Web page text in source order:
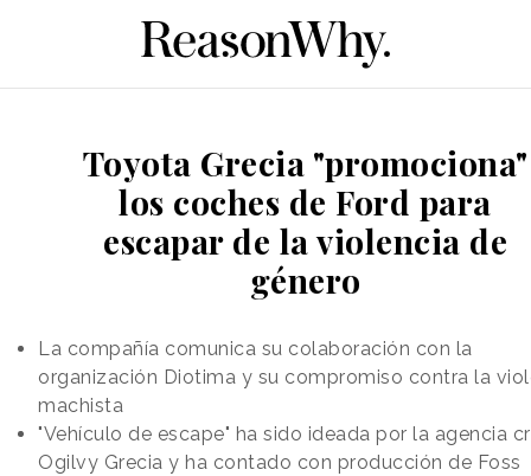
Toyota Grecia "promociona"
los coches de Ford para
escapar de la violencia de
género
La compañía comunica su colaboración con la
organización Diotima y su compromiso contra la
machista
"Vehículo de escape" ha sido ideada por la agencia
Ogilvy Grecia y ha contado con producción de Foss